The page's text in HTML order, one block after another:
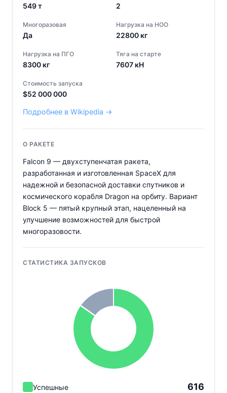
549т 2
Многоразовая
Да
Нагрузка на НОО
22800 кг
Нагрузка на ПГО
8300 кг
Тяга на старте
7607 кН
Стоимость запуска
$52 000 000
Подробнее в Wikipedia →
О РАКЕТЕ
Falcon 9 — двухступенчатая ракета,
разработанная и изготовленная SpaceX для
надежной и безопасной доставки спутников и
космического корабля Dragon на орбиту. Вариант
Block 5 — пятый крупный этап, нацеленный на
улучшение возможностей для быстрой
многоразовости.
СТАТИСТИКА ЗАПУСКОВ
Успешные 616